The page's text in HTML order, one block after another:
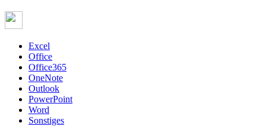
Excel
Office
Office365
OneNote
Outlook
PowerPoint
Word
Sonstiges